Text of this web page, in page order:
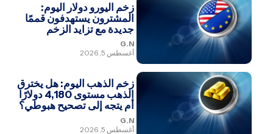
زخم اليورو دولار اليوم:
المشترون يستهدفون قممًا
جديدة مع تزايد الزخم
G.N
أغسطس 5, 2026
زخم الذهب اليوم: هل يخترق
الذهب مستوى 4,180 دولارًا
أم يتجه إلى تصحيح هبوطي؟
G.N
أغسطس 5, 2026